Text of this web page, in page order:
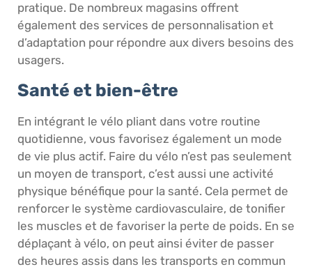
pratique. De nombreux magasins offrent
également des services de personnalisation et
d’adaptation pour répondre aux divers besoins des
usagers.
Santé et bien-être
En intégrant le vélo pliant dans votre routine
quotidienne, vous favorisez également un mode
de vie plus actif. Faire du vélo n’est pas seulement
un moyen de transport, c’est aussi une activité
physique bénéfique pour la santé. Cela permet de
renforcer le système cardiovasculaire, de tonifier
les muscles et de favoriser la perte de poids. En se
déplaçant à vélo, on peut ainsi éviter de passer
des heures assis dans les transports en commun